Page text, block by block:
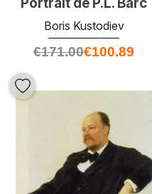
Boris Kustodiev
€171.00€100.89